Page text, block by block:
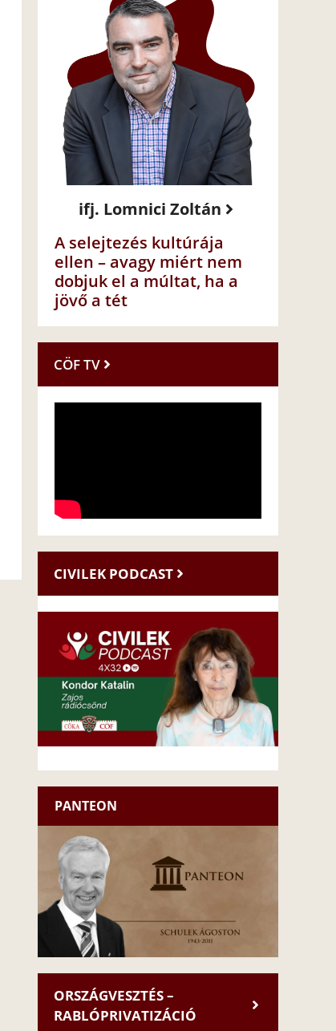
ifj. Lomnici Zoltán
A selejtezés kultúrája
ellen – avagy miért nem
dobjuk el a múltat, ha a
jövő a tét
CÖF TV
CIVILEK PODCAST
PANTEON
ORSZÁGVESZTÉS –
RABLÓPRIVATIZÁCIÓ